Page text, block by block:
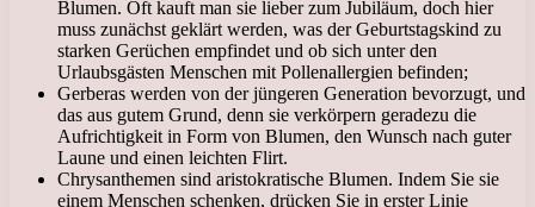
Blumen. Oft kauft man sie lieber zum Jubiläum, doch hier
muss zunächst geklärt werden, was der Geburtstagskind zu
starken Gerüchen empfindet und ob sich unter den
Urlaubsgästen Menschen mit Pollenallergien befinden;
Gerberas werden von der jüngeren Generation bevorzugt, und
das aus gutem Grund, denn sie verkörpern geradezu die
Aufrichtigkeit in Form von Blumen, den Wunsch nach guter
Laune und einen leichten Flirt.
Chrysanthemen sind aristokratische Blumen. Indem Sie sie
einem Menschen schenken, drücken Sie in erster Linie